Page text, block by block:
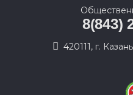
8(843)
420111, г.